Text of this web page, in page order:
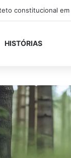
São Gonçalo (RJ)
HISTÓRIAS